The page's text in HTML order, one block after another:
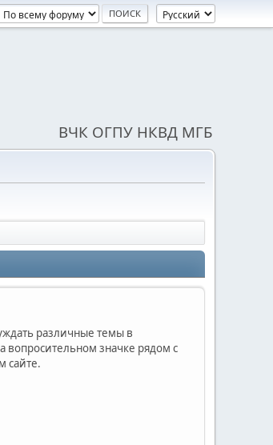
ВЧК ОГПУ НКВД МГБ
различные темы в
значке рядом с
сайте.